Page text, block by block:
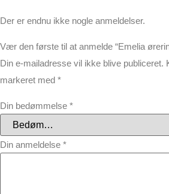
Der er endnu ikke nogle anmeldelser.
Vær den første til at anmelde “Emelia
Din e-mailadresse vil ikke blive publiceret.
markeret med *
Din bedømmelse *
Din anmeldelse *